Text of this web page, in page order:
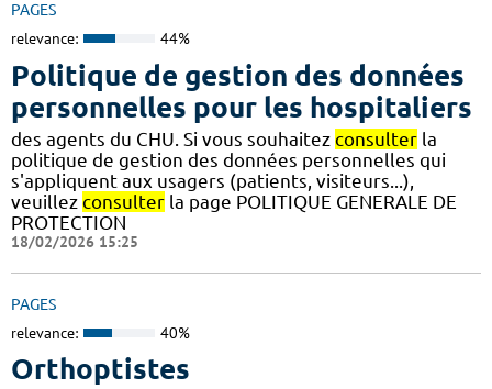
PAGES
relevance: 44%
Politique de gestion des données
personnelles pour les hospitaliers
des agents du CHU. Si vous souhaitez consulter la
politique de gestion des données personnelles qui
s'appliquent aux usagers (patients, visiteurs...),
veuillez consulter la page POLITIQUE GENERALE DE
PROTECTION
18/02/2026 15:25
PAGES
relevance: 40%
Orthoptistes